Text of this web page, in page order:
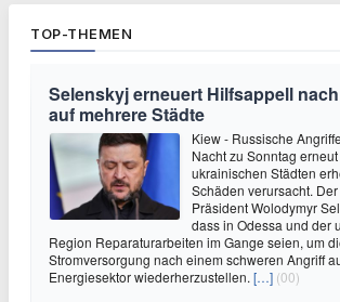
TOP-THEMEN
Selenskyj erneuert Hilfsappell
auf mehrere Städte
Kiew - Russische
Nacht zu Sonntag
ukrainischen Städten
Schäden verursacht.
Präsident Wolodymyr
dass in Odessa und der
Region Reparaturarbeiten im Gange seien, um
Stromversorgung nach einem schweren Angriff
Energiesektor wiederherzustellen. […] (00)